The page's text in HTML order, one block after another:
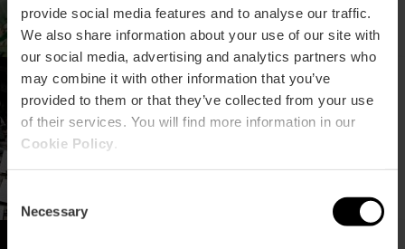
provide social media features and to analyse our traffic.
We also share information about your use of our site with
our social media, advertising and analytics partners who
may combine it with other information that you’ve
provided to them or that they’ve collected from your use
of their services. You will find more information in our
Cookie Policy
Selection
Necessary
17/08/2026 - 17/08/2026
Gustavo Dudamel und
das Jugendorchester von
Venezuela in Wien